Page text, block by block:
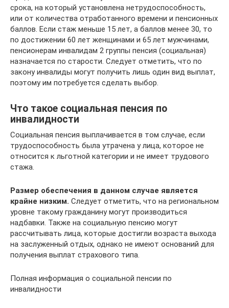
срока, на который установлена нетрудоспособность,
или от количества отработанного времени и пенсионных
баллов. Если стаж меньше 15 лет, а баллов менее 30, то
по достижении 60 лет женщинами и 65 лет мужчинами,
пенсионерам инвалидам 2 группы пенсия (социальная)
назначается по старости. Следует отметить, что по
закону инвалиды могут получить лишь один вид выплат,
поэтому им потребуется сделать выбор.
Что такое социальная пенсия по
инвалидности
Социальная пенсия выплачивается в том случае, если
трудоспособность была утрачена у лица, которое не
относится к льготной категории и не имеет трудового
стажа.
Размер обеспечения в данном случае является
крайне низким. Следует отметить, что на региональном
уровне такому гражданину могут производиться
надбавки. Также на социальную пенсию могут
рассчитывать лица, которые достигли возраста выхода
на заслуженный отдых, однако не имеют оснований для
получения выплат страхового типа.
Полная информация о социальной пенсии по
инвалидности